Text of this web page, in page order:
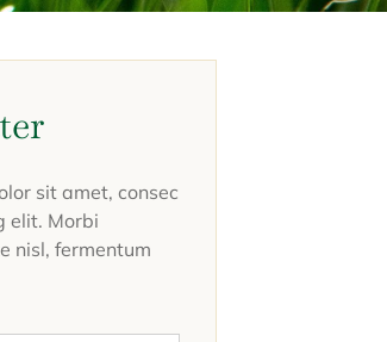
sit amet, consec
elit. Morbi
nisl, fermentum